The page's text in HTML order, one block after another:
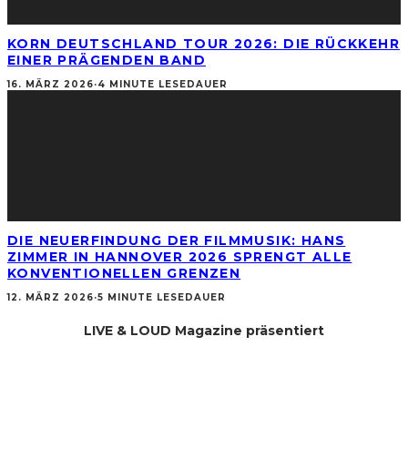
KORN DEUTSCHLAND TOUR 2026: DIE RÜCKKEHR
EINER PRÄGENDEN BAND
16. MÄRZ 2026·4 MINUTE LESEDAUER
DIE NEUERFINDUNG DER FILMMUSIK: HANS
ZIMMER IN HANNOVER 2026 SPRENGT ALLE
KONVENTIONELLEN GRENZEN
12. MÄRZ 2026·5 MINUTE LESEDAUER
LIVE & LOUD Magazine präsentiert